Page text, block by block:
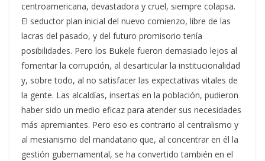
centroamericana, devastadora y cruel, siempre colapsa.
El seductor plan inicial del nuevo comienzo, libre de las
lacras del pasado, y del futuro promisorio tenía
posibilidades. Pero los Bukele fueron demasiado lejos al
fomentar la corrupción, al desarticular la institucionalidad
y, sobre todo, al no satisfacer las expectativas vitales de
la gente. Las alcaldías, insertas en la población, pudieron
haber sido un medio eficaz para atender sus necesidades
más apremiantes. Pero eso es contrario al centralismo y
al mesianismo del mandatario que, al concentrar en él la
gestión gubernamental, se ha convertido también en el